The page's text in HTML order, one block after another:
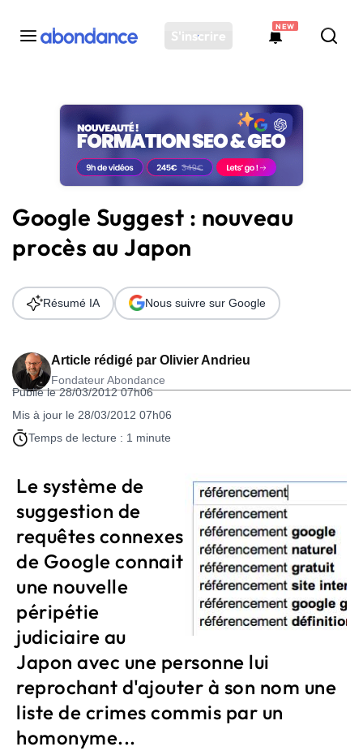
S'inscrire
NEW
Toutes les actus
Actus SEO
Plateforme
Solutions
Ressources
Audit SEO
Google Suggest : nouveau
procès au Japon
Article rédigé par Olivier Andrieu
Fondateur Abondance
Publié le 28/03/2012 07h06
Mis à jour le 28/03/2012 07h06
Temps de lecture : 1 minute
Résumé IA Nous suivre sur Google
Le système de
suggestion de
requêtes connexes
de Google connait
une nouvelle
péripétie
judiciaire au
Japon avec une personne lui
reprochant d'ajouter à son nom une
liste de crimes commis par un
homonyme...